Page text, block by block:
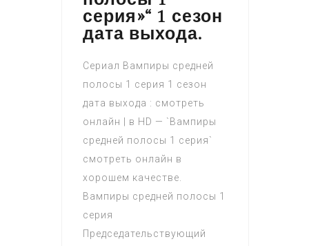
серия»“ 1 сезон
дата выхода.
Сериал Вампиры средней
полосы 1 серия 1 сезон
дата выхода : смотреть
онлайн | в HD — `Вампиры
средней полосы 1 серия`
смотреть онлайн в
хорошем качестве.
Вампиры средней полосы 1
серия
Председательствующий